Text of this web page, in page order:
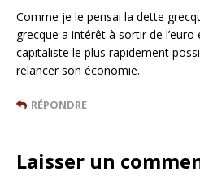
Comme je le pensai la dette
grecque a intérêt à sortir de
capitaliste le plus rapidement
relancer son économie.
RÉPONDRE
Laisser un